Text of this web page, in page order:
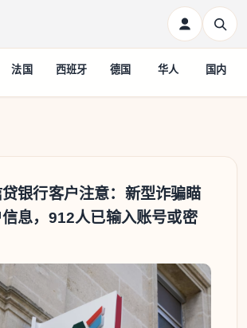
法国 西班牙 德国 华人 国内
欧洲新闻网
银行客户注意：新型诈骗瞄
息，912人已输入账号或密